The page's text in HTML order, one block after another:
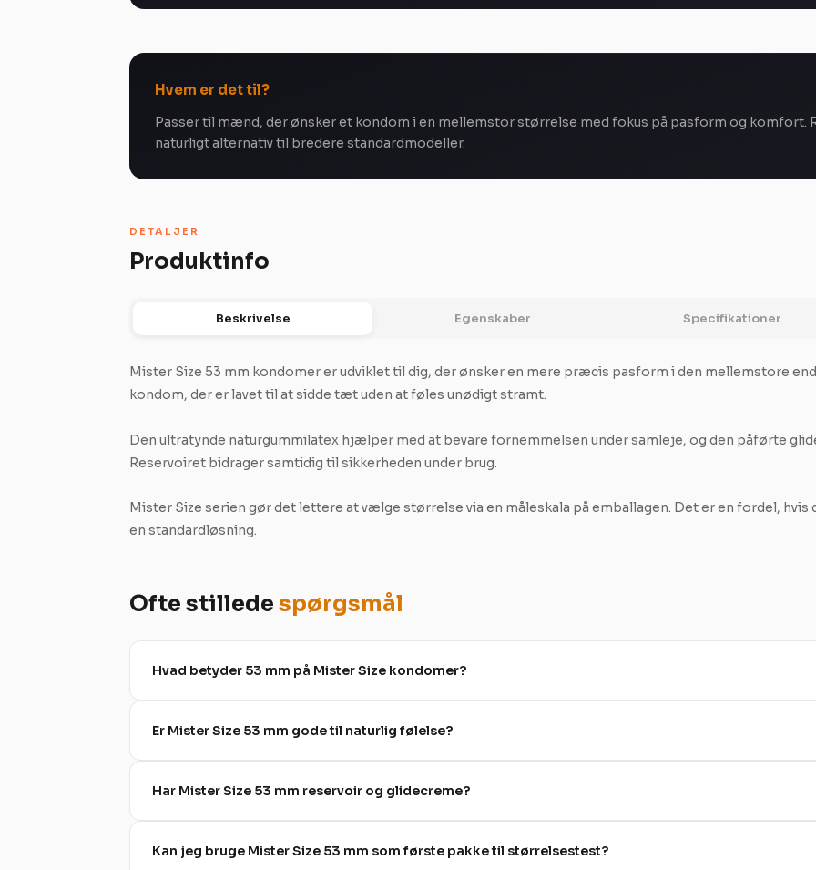
Hvem er det til?
Passer til mænd, der ønsker et kondom i en mellemstor størrelse med fokus på pasform og komfort.
naturligt alternativ til bredere standardmodeller.
DETALJER
Produktinfo
Beskrivelse Egenskaber Specifikationer
Mister Size 53 mm kondomer er udviklet til dig, der ønsker en mere præcis pasform i den mellemstore
kondom, der er lavet til at sidde tæt uden at føles unødigt stramt.
Den ultratynde naturgummilatex hjælper med at bevare fornemmelsen under samleje, og den påførte
Reservoiret bidrager samtidig til sikkerheden under brug.
Mister Size serien gør det lettere at vælge størrelse via en måleskala på emballagen. Det er en fordel, hvis
en standardløsning.
Ofte stillede spørgsmål
Hvad betyder 53 mm på Mister Size kondomer?
Er Mister Size 53 mm gode til naturlig følelse?
Har Mister Size 53 mm reservoir og glidecreme?
Kan jeg bruge Mister Size 53 mm som første pakke til størrelsestest?